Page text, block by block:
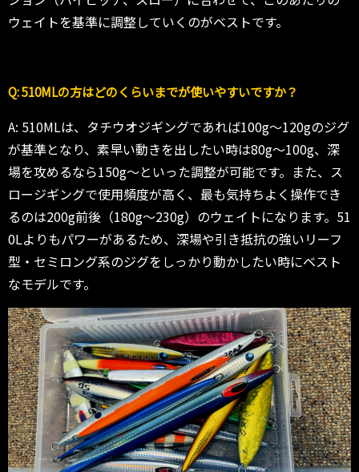
ウェイトを基準に調整していくのがベストです。
Q: 510MLの方はどのくらいまでが使いやすいですか？
A: 510MLは、タチウオジギングであれば100g〜120gのジグ
が基準となり、素早い動きを出したい時は80g〜100g、深
場を攻めるなら150g〜といった調整が可能です。また、ス
ロージギングで使用頻度が高く、最も気持ちよく操作でき
るのは200g前後（180g〜230g）のウェイトになります。51
0Lよりもパワーがあるため、深場や引き抵抗の強いリーフ
型・セミロング系のジグをしっかり動かしたい時にベスト
なモデルです。